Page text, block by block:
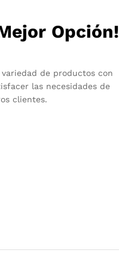
Opción!
de productos con
las necesidades de
clientes.